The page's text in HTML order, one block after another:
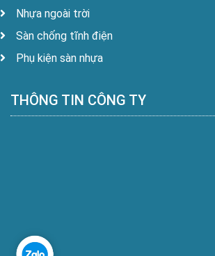
Nhựa ngoài trời
Sàn chống tĩnh điện
Phụ kiện sàn nhựa
THÔNG TIN CÔNG TY